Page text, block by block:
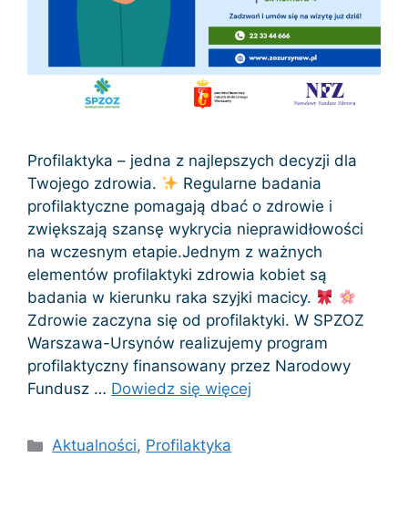
Profilaktyka – jedna z najlepszych decyzji dla
Twojego zdrowia.
Regularne badania
profilaktyczne pomagają dbać o zdrowie i
zwiększają szansę wykrycia nieprawidłowości
na wczesnym etapie.Jednym z ważnych
elementów profilaktyki zdrowia kobiet są
badania w kierunku raka szyjki macicy.
Zdrowie zaczyna się od profilaktyki. W SPZOZ
Warszawa-Ursynów realizujemy program
profilaktyczny finansowany przez Narodowy
Fundusz … Dowiedz się więcej
Kategorie
Aktualności, Profilaktyka